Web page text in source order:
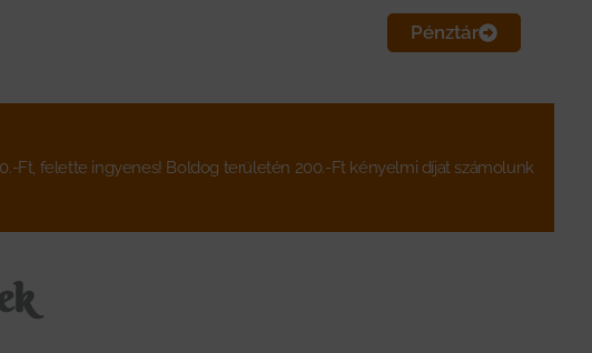
Pénztár
Ft, felette ingyenes! Boldog területén 200.-Ft kényelmi díjat számolunk